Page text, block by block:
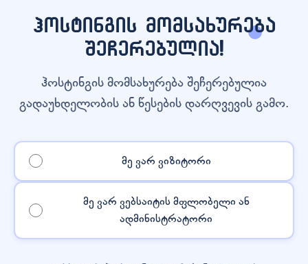
ჰოსტინგის მომსახურება
შეჩერებულია!
ჰოსტინგის მომსახურება შეჩერებულია
გადაუხდელობის ან წესების დარღვევის გამო.
მე ვარ ვიზიტორი
მე ვარ ვებსაიტის მფლობელი ან
ადმინისტრატორი